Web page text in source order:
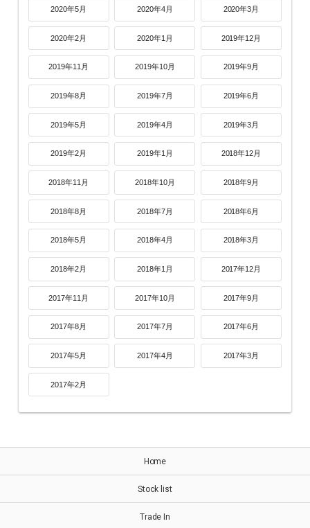
2020年5月 2020年4月 2020年3月
2020年2月 2020年1月 2019年12月
2019年11月 2019年10月 2019年9月
2019年8月 2019年7月 2019年6月
2019年5月 2019年4月 2019年3月
2019年2月 2019年1月 2018年12月
2018年11月 2018年10月 2018年9月
2018年8月 2018年7月 2018年6月
2018年5月 2018年4月 2018年3月
2018年2月 2018年1月 2017年12月
2017年11月 2017年10月 2017年9月
2017年8月 2017年7月 2017年6月
2017年5月 2017年4月 2017年3月
2017年2月
Home
Stock list
Trade In